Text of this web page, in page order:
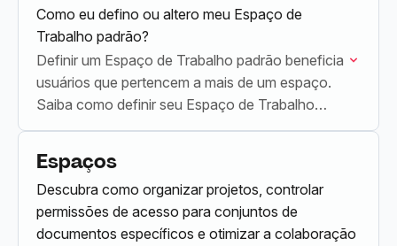
Como eu defino ou altero meu Espaço de
Trabalho padrão?
Definir um Espaço de Trabalho padrão beneficia
usuários que pertencem a mais de um espaço.
Saiba como definir seu Espaço de Trabalho
padrão seguindo estes passos.
Espaços
Descubra como organizar projetos, controlar
permissões de acesso para conjuntos de
documentos específicos e otimizar a colaboração